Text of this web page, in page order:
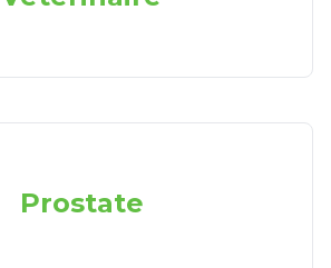
Prostate